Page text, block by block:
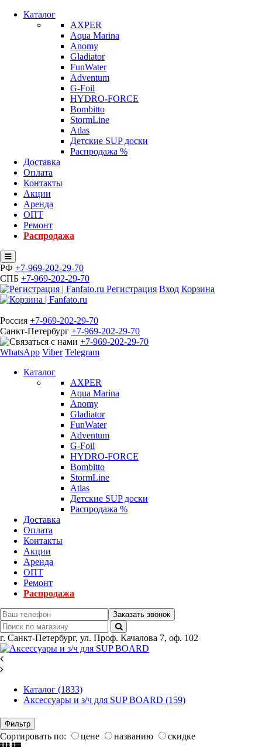
Каталог
AXPER
Aqua Marina
Anomy
Gladiator
FunWater
Adventum
G-Foil
HYDRO-FORCE
Bombitto
StormLine
Atlas
Детские SUP доски
Распродажа %
Доставка
Оплата
Контакты
Акции
Аренда
ОПТ
Ремонт
Распродажа
РФ +7-969-202-29-70
СПБ +7-969-202-29-70
Регистрация Вход Корзина
Россия +7-969-202-29-70
Санкт-Петербург +7-969-202-29-70
+7-969-202-29-70
WhatsApp Viber Telegram
Каталог
AXPER
Aqua Marina
Anomy
Gladiator
FunWater
Adventum
G-Foil
HYDRO-FORCE
Bombitto
StormLine
Atlas
Детские SUP доски
Распродажа %
Доставка
Оплата
Контакты
Акции
Аренда
ОПТ
Ремонт
Распродажа
Заказать звонок
г. Санкт-Петербург, ул. Проф. Качалова 7, оф. 102
Каталог (1833)
Аксессуары и з/ч для SUP BOARD (159)
Фильтр
Сортировать по: цене названию скидке